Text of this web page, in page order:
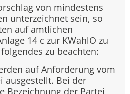
von mindestens
unterzeichnet sein, so
auf amtlichen
14 c zur KWahlO zu
zu beachten:
auf Anforderung vom
ausgestellt. Bei der
Bezeichnung der Partei